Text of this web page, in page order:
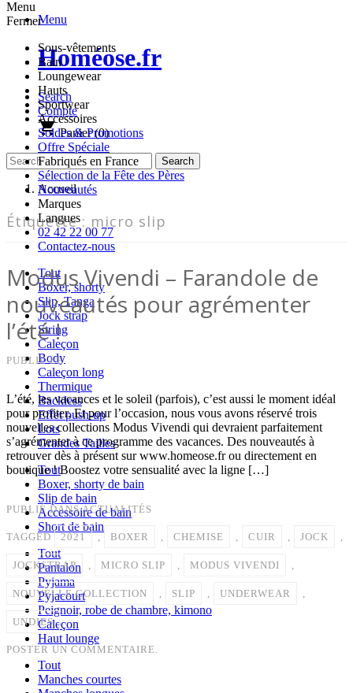
Menu
Homéose.fr
Search
Compte
shopping_cart Panier (0)
Menu
Fermer
Sous-vêtements
Bain
Loungewear
Hauts
Sportwear
Accessoires
Soldes & Promotions
Offre Spéciale
Fabriqués en France
Sélection de la Fête des Pères
Nouveautés
Marques
Langues
02 42 22 00 77
Contactez-nous
Tout
Boxer, shorty
Slip, Tanga
Jock strap
String
Caleçon
Body
Caleçon long
Thermique
Backless
Effet push-up
Lots
Grandes Tailles
Tout
Boxer, shorty de bain
Slip de bain
Accessoire de bain
Short de bain
Tout
Pantalon
Pyjama
Pyjacourt
Peignoir, robe de chambre, kimono
Caleçon
Haut lounge
Tout
Manches courtes
Accueil
Étiquette : micro slip
Modus Vivendi – Farandole de
nouveautés pour agrémenter
l’été !
PUBLIÉ LE
L’été, les vacances et le soleil (parfois), c’est aussi le moment idéal
pour profiter. Et pour l’occasion, nous vous avons réservé trois
nouvelles collections Modus Vivendi qui devraient parfaitement
s’agrémenter à ce programme des vacances. Des nouveautés à
retrouver dès à présent sur www.homeose.fr ou directement en
boutique ! Boostez votre sensualité avec la ligne […]
PUBLIÉ DANSACTUALITÉS
TAGGED 2021 BOXER CHEMISE CUIR JOCK
JOCKSTRAP MICRO SLIP MODUS VIVENDI
NOUVELLE COLLECTION SLIP UNDERWEAR
UNDIES
POSTER UN COMMENTAIRE.